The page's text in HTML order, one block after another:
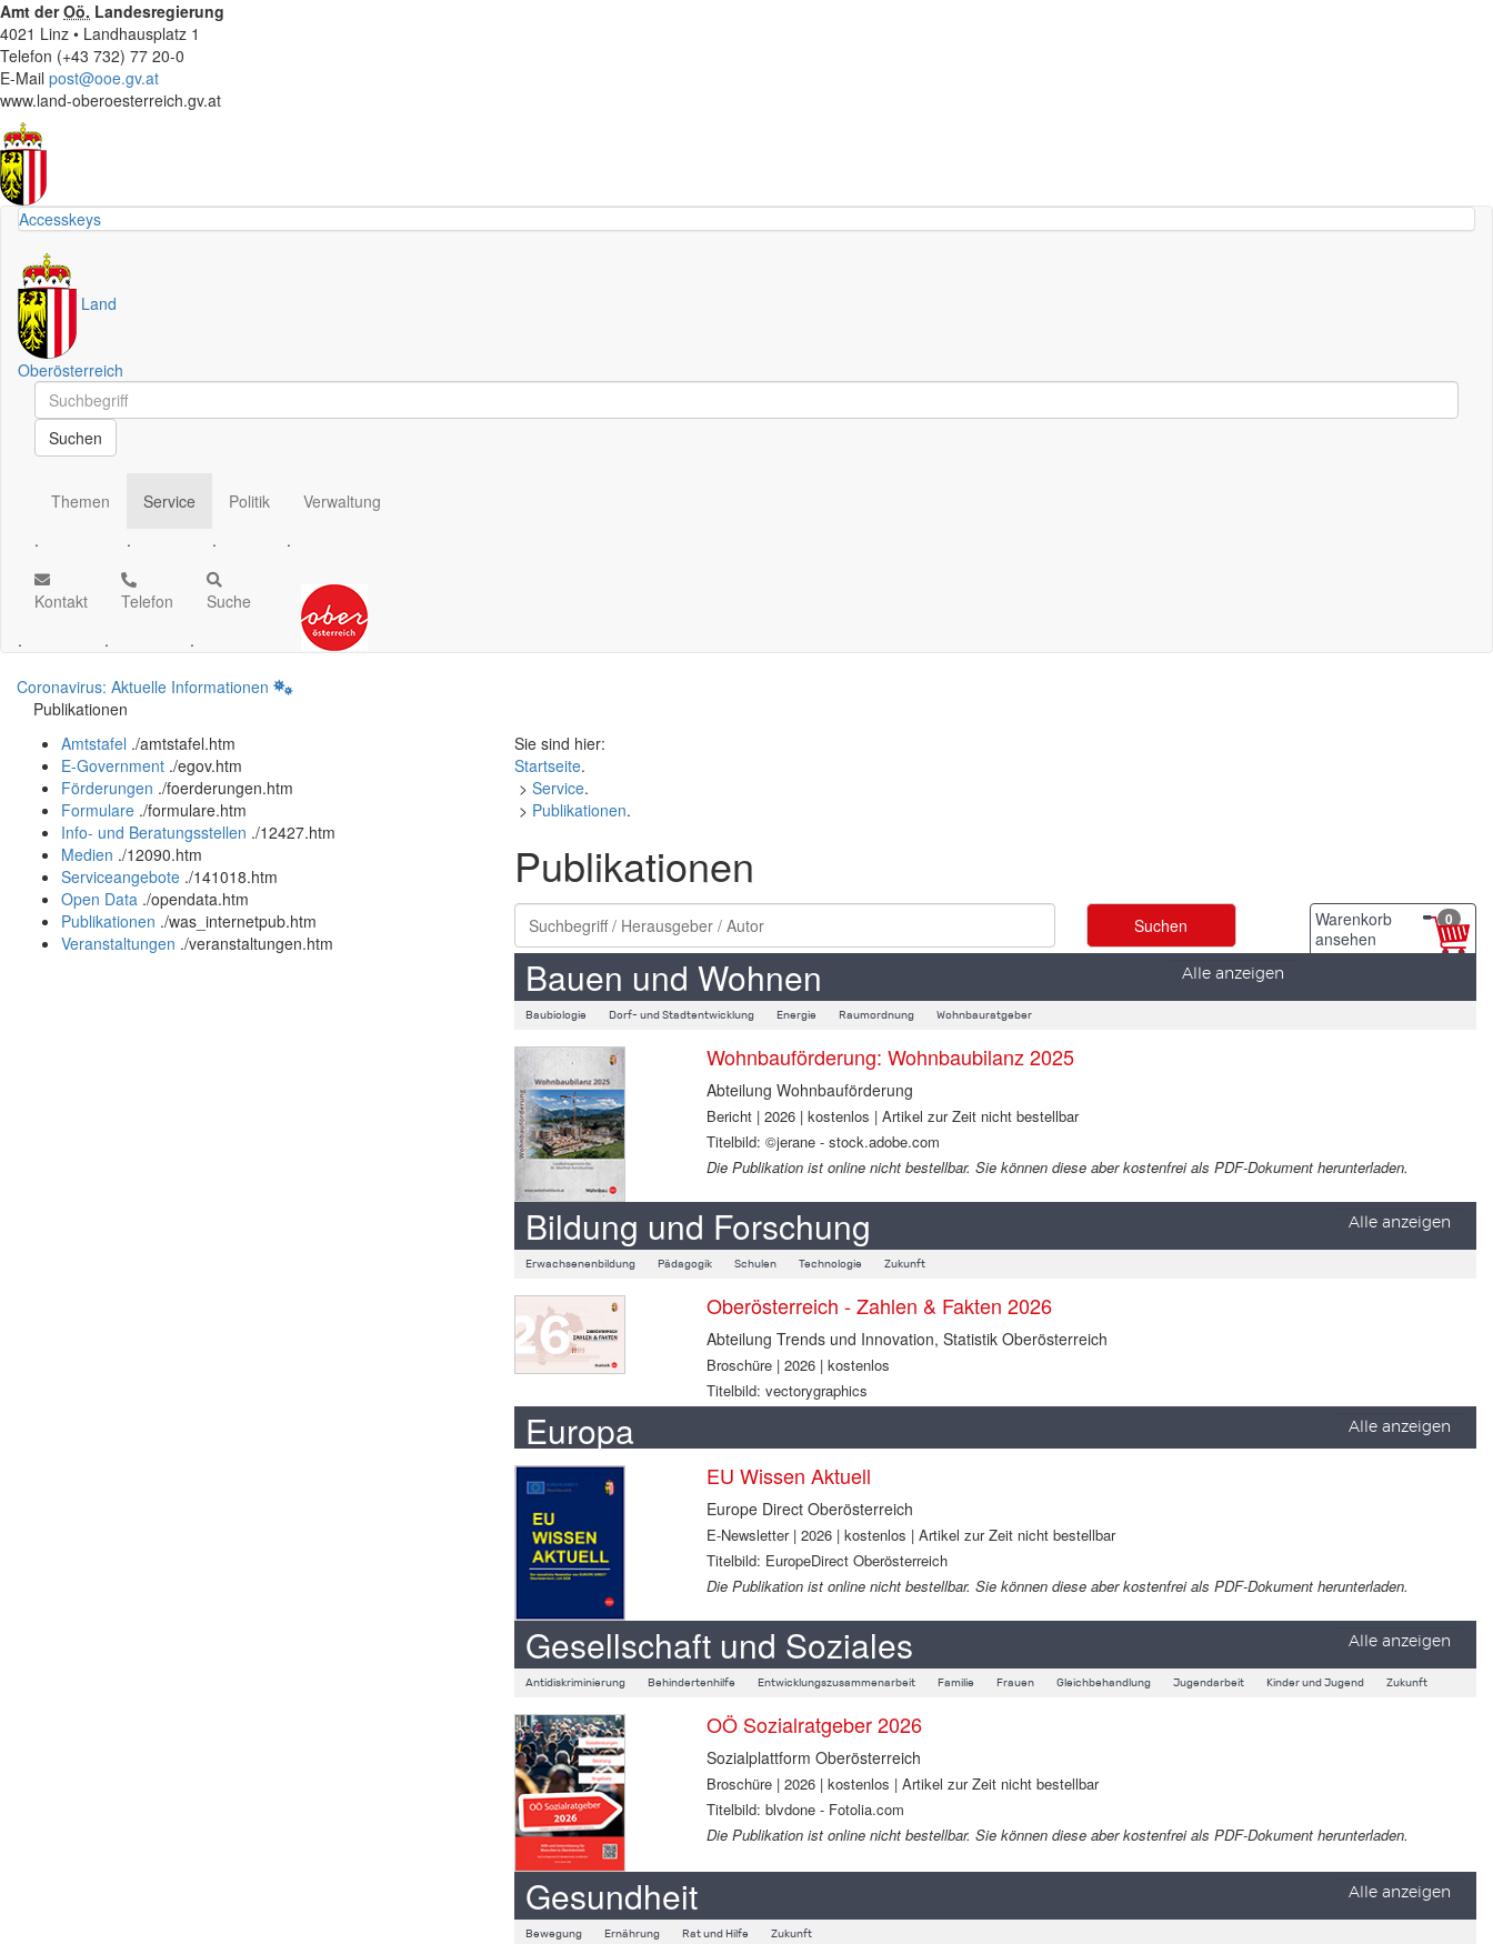
Amt derOö. Landesregierung
4021 Linz • Landhausplatz 1
Telefon (+43 732) 77 20-0
E-Mail post@ooe.gv.at
www.land-oberoesterreich.gv.at
Accesskeys
Land
Oberösterreich
Schnellsuche
Schnellsuche
Suchen
Themen
.
Service
.
Politik
.
Verwaltung
.
Kontakt
.
Telefon
.
Suche
.
Coronavirus: Aktuelle Informationen
Publikationen
Amtstafel ./amtstafel.htm
E-Government ./egov.htm
Förderungen ./foerderungen.htm
Formulare ./formulare.htm
Info- und Beratungsstellen ./12427.htm
Medien ./12090.htm
Serviceangebote ./141018.htm
Open Data ./opendata.htm
Publikationen ./was_internetpub.htm
Veranstaltungen ./veranstaltungen.htm
Sie sind hier:
Startseite.
> Service.
> Publikationen.
Publikationen
Warenkorb
ansehen
0
Bauen und Wohnen Alle anzeigen
Baubiologie Dorf- und Stadtentwicklung Energie Raumordnung Wohnbauratgeber
Wohnbauförderung: Wohnbaubilanz 2025
Abteilung Wohnbauförderung
Bericht | 2026 | kostenlos | Artikel zur Zeit nicht bestellbar
Titelbild: ©jerane - stock.adobe.com
Die Publikation ist online nicht bestellbar. Sie können diese aber kostenfrei als PDF-Dokument herunterladen.
Bildung und Forschung Alle anzeigen
Erwachsenenbildung Pädagogik Schulen Technologie Zukunft
Oberösterreich - Zahlen & Fakten 2026
Abteilung Trends und Innovation, Statistik Oberösterreich
Broschüre | 2026 | kostenlos
Titelbild: vectorygraphics
Europa Alle anzeigen
EU Wissen Aktuell
Europe Direct Oberösterreich
E-Newsletter | 2026 | kostenlos | Artikel zur Zeit nicht bestellbar
Titelbild: EuropeDirect Oberösterreich
Die Publikation ist online nicht bestellbar. Sie können diese aber kostenfrei als PDF-Dokument herunterladen.
Gesellschaft und Soziales Alle anzeigen
Antidiskriminierung Behindertenhilfe Entwicklungszusammenarbeit Familie Frauen Gleichbehandlung Jugendarbeit Kinder und Jugend Zukunft
OÖ Sozialratgeber 2026
Sozialplattform Oberösterreich
Broschüre | 2026 | kostenlos | Artikel zur Zeit nicht bestellbar
Titelbild: blvdone - Fotolia.com
Die Publikation ist online nicht bestellbar. Sie können diese aber kostenfrei als PDF-Dokument herunterladen.
Gesundheit Alle anzeigen
Bewegung Ernährung Rat und Hilfe Zukunft